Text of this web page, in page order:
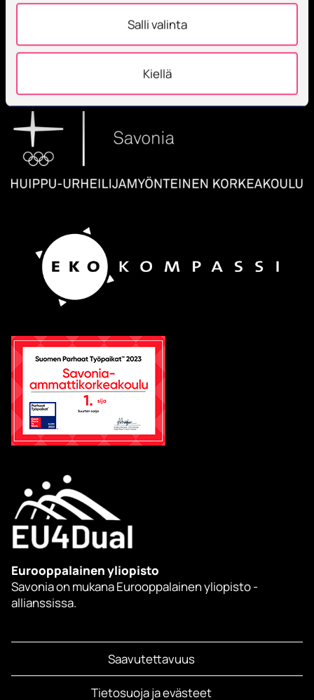
Salli valinta
Kiellä
korkeakoulu, joka kouluttaa, tutkii, kehittää ja
Eurooppalainen yliopisto
Savonia on mukana Eurooppalainen yliopisto -
allianssissa.
Saavutettavuus
Tietosuoja ja evästeet